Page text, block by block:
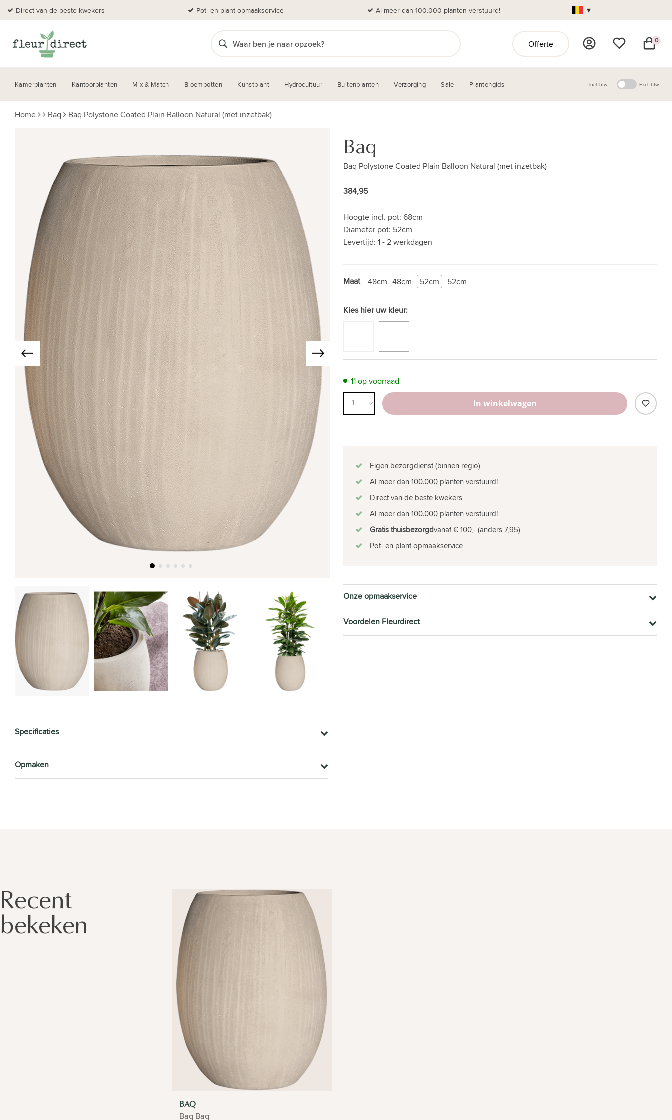
Direct van de beste kwekers Pot- en plant opmaakservice Al meer dan 100.000 planten verstuurd! ▾
Offerte 0
Kamerplanten Kantoorplanten Mix & Match Bloempotten Kunstplant Hydrocultuur Buitenplanten Verzorging Sale Plantengids Incl. btw Excl. btw
Home Baq Baq Polystone Coated Plain Balloon Natural (met inzetbak)
Specificaties
Opmaken
Baq
Baq Polystone Coated Plain Balloon Natural (met inzetbak)
384,95
Hoogte incl. pot: 68cm
Diameter pot: 52cm
Levertijd: 1 - 2 werkdagen
Maat 48cm 48cm 52cm 52cm
Kies hier uw kleur:
11 op voorraad
In winkelwagen
Eigen bezorgdienst (binnen regio)
Al meer dan 100.000 planten verstuurd!
Direct van de beste kwekers
Al meer dan 100.000 planten verstuurd!
Gratis thuisbezorgdvanaf € 100,- (anders 7,95)
Pot- en plant opmaakservice
Onze opmaakservice
Voordelen Fleurdirect
Recent
bekeken
BAQ
Baq Baq